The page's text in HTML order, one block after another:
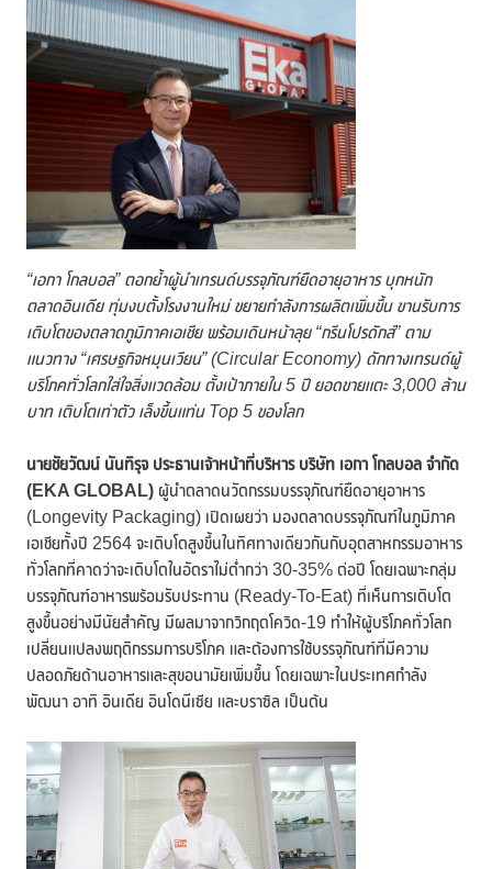
“เอกา โกลบอล” ตอกย้ำผู้นำเทรนด์บรรจุภัณฑ์ยืดอายุอาหาร บุกหนัก
ตลาดอินเดีย ทุ่มงบตั้งโรงงานใหม่ ขยายกำลังการผลิตเพิ่มขึ้น ขานรับการ
เติบโตของตลาดภูมิภาคเอเชีย พร้อมเดินหน้าลุย “กรีนโปรดักส์” ตาม
แนวทาง “เศรษฐกิจหมุนเวียน” (Circular Economy) ดักทางเทรนด์ผู้
บริโภคทั่วโลกใส่ใจสิ่งแวดล้อม ตั้งเป้าภายใน 5 ปี ยอดขายแตะ 3,000 ล้าน
บาท เติบโตเท่าตัว เล็งขึ้นแท่น Top 5 ของโลก
นายชัยวัฒน์ นันทิรุจ ประธานเจ้าหน้าที่บริหาร บริษัท เอกา โกลบอล จำกัด
(EKA GLOBAL) ผู้นำตลาดนวัตกรรมบรรจุภัณฑ์ยืดอายุอาหาร
(Longevity Packaging) เปิดเผยว่า มองตลาดบรรจุภัณฑ์ในภูมิภาค
เอเชียทั้งปี 2564 จะเติบโตสูงขึ้นในทิศทางเดียวกันกับอุตสาหกรรมอาหาร
ทั่วโลกที่คาดว่าจะเติบโตในอัตราไม่ต่ำกว่า 30-35% ต่อปี โดยเฉพาะกลุ่ม
บรรจุภัณฑ์อาหารพร้อมรับประทาน (Ready-To-Eat) ที่เห็นการเติบโต
สูงขึ้นอย่างมีนัยสำคัญ มีผลมาจากวิกฤตโควิด-19 ทำให้ผู้บริโภคทั่วโลก
เปลี่ยนแปลงพฤติกรรมการบริโภค และต้องการใช้บรรจุภัณฑ์ที่มีความ
ปลอดภัยด้านอาหารและสุขอนามัยเพิ่มขึ้น โดยเฉพาะในประเทศกำลัง
พัฒนา อาทิ อินเดีย อินโดนีเซีย และบราซิล เป็นต้น